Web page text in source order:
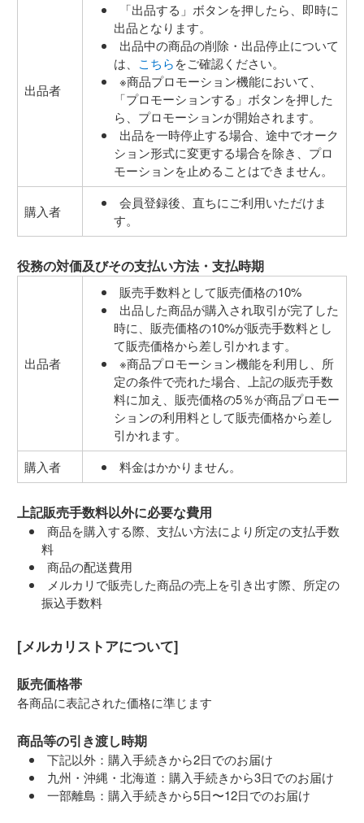
出品者
「出品する」ボタンを押したら、即時に
出品となります。
出品中の商品の削除・出品停止について
は、 こちらをご確認ください。
※商品プロモーション機能において、
「プロモーションする」ボタンを押した
ら、プロモーションが開始されます。
出品を一時停止する場合、途中でオーク
ション形式に変更する場合を除き、プロ
モーションを止めることはできません。
購入者
会員登録後、直ちにご利用いただけま
す。
役務の対価及びその支払い方法・支払時期
出品者
販売手数料として販売価格の10%
出品した商品が購入され取引が完了した
時に、販売価格の10%が販売手数料とし
て販売価格から差し引かれます。
※商品プロモーション機能を利用し、所
定の条件で売れた場合、上記の販売手数
料に加え、販売価格の5％が商品プロモー
ションの利用料として販売価格から差し
引かれます。
購入者
料金はかかりません。
上記販売手数料以外に必要な費用
商品を購入する際、支払い方法により所定の支払手数
料
商品の配送費用
メルカリで販売した商品の売上を引き出す際、所定の
振込手数料
[メルカリストアについて]
販売価格帯
各商品に表記された価格に準じます
商品等の引き渡し時期
下記以外：購入手続きから2日でのお届け
九州・沖縄・北海道：購入手続きから3日でのお届け
一部離島：購入手続きから5日〜12日でのお届け